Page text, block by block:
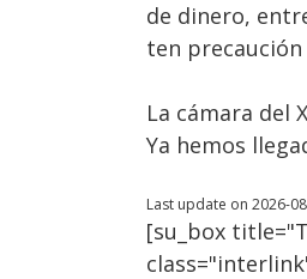
de dinero,
ten
La cámara del
Ya hemos
Last update on 2026-
[su_box